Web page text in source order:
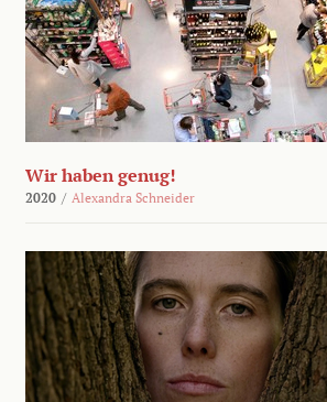
Wir haben genug!
2020 / Alexandra Schneider